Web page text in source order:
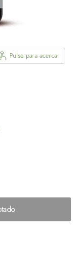
Pulse para acercar